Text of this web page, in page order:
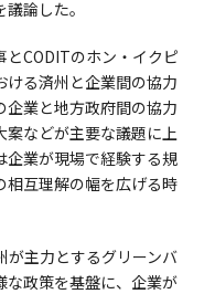
論した。
CODITのホン・イクピ
ける済州と企業間の協力
業と地方政府間の協力
などが主要な議題に上
企業が現場で経験する規
相互理解の幅を広げる時
が主力とするグリーンバ
な政策を基盤に、企業が